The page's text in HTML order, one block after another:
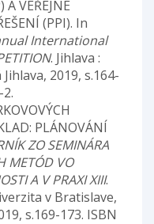
VEŘEJNÉ
(PPI). In
International
. Jihlava :
2019, s.164-
PLÁNOVÁNÍ
ZO SEMINÁRA
METÓD VO
A V PRAXI XIII.
v Bratislave,
s.169-173. ISBN